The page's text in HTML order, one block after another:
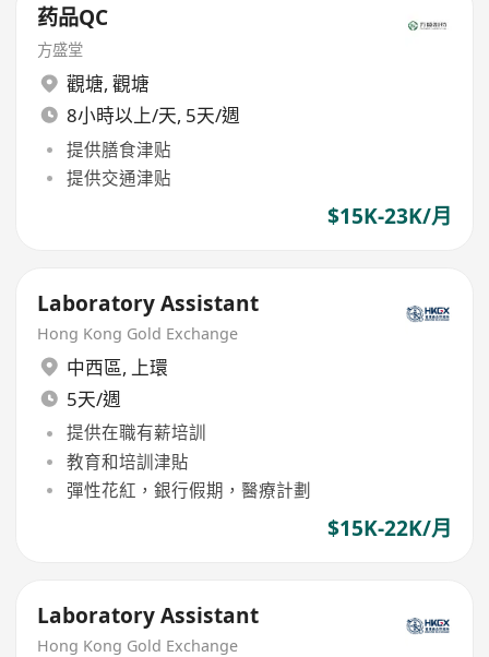
药品QC
方盛堂
觀塘, 觀塘
8小時以上/天, 5天/週
提供膳食津贴
提供交通津贴
$15K-23K/月
Laboratory Assistant
Hong Kong Gold Exchange
中西區, 上環
5天/週
提供在職有薪培訓
教育和培訓津貼
彈性花紅，銀行假期，醫療計劃
$15K-22K/月
Laboratory Assistant
Hong Kong Gold Exchange